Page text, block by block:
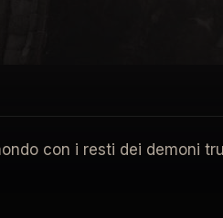
con i resti dei demoni